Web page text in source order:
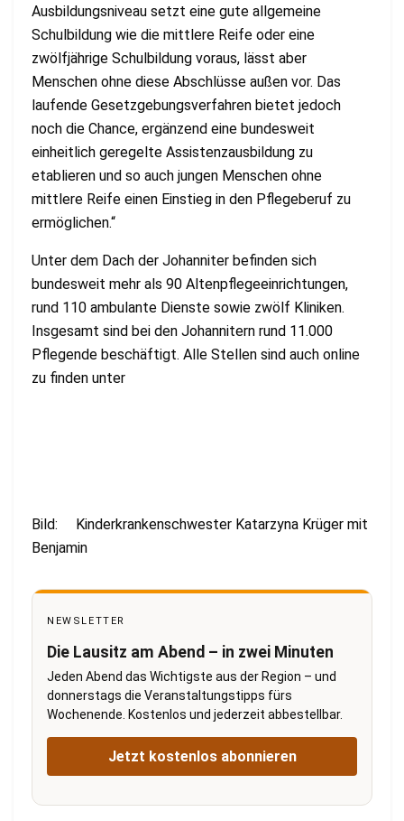
Ausbildungsniveau setzt eine gute allgemeine
Schulbildung wie die mittlere Reife oder eine
zwölfjährige Schulbildung voraus, lässt aber
Menschen ohne diese Abschlüsse außen vor. Das
laufende Gesetzgebungsverfahren bietet jedoch
noch die Chance, ergänzend eine bundesweit
einheitlich geregelte Assistenzausbildung zu
etablieren und so auch jungen Menschen ohne
mittlere Reife einen Einstieg in den Pflegeberuf zu
ermöglichen.“
Unter dem Dach der Johanniter befinden sich
bundesweit mehr als 90 Altenpflegeeinrichtungen,
rund 110 ambulante Dienste sowie zwölf Kliniken.
Insgesamt sind bei den Johannitern rund 11.000
Pflegende beschäftigt. Alle Stellen sind auch online
zu finden unter
Bild: Kinderkrankenschwester Katarzyna Krüger mit
Benjamin
NEWSLETTER
Die Lausitz am Abend – in zwei Minuten
Jeden Abend das Wichtigste aus der Region – und
donnerstags die Veranstaltungstipps fürs
Wochenende. Kostenlos und jederzeit abbestellbar.
Jetzt kostenlos abonnieren